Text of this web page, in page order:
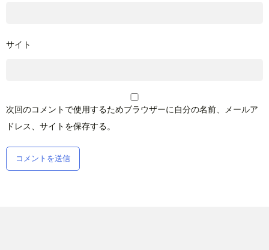
サイト
次回のコメントで使用するためブラウザーに自分の名前、メールア
ドレス、サイトを保存する。